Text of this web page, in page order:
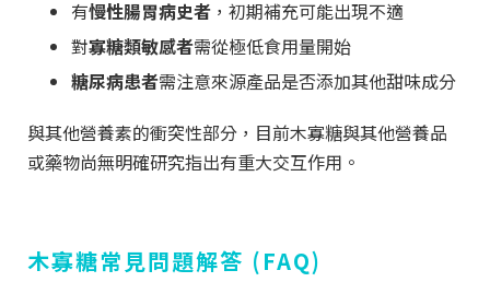
有慢性腸胃病史者 ，初期補充可能出現不適
對寡糖類敏感者需從極低食用量開始
糖尿病患者需注意來源產品是否添加其他甜味成分
與其他營養素的衝突性部分，目前木寡糖與其他營養品
或藥物尚無明確研究指出有重大交互作用。
木寡糖常見問題解答 (FAQ)